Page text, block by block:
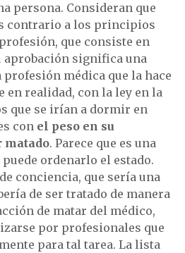
persona. Consideran que
contrario a los principios
que consiste en
aprobación significa una
médica que la hace
en realidad, con la ley en la
que se irían a dormir en
con el peso en su
matado. Parece que es una
ordenarlo el estado.
conciencia, que sería una
de ser tratado de manera
de matar del médico,
por profesionales que
para tal tarea. La lista